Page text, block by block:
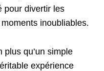
pour divertir les
inoubliables.
qu’un simple
expérience